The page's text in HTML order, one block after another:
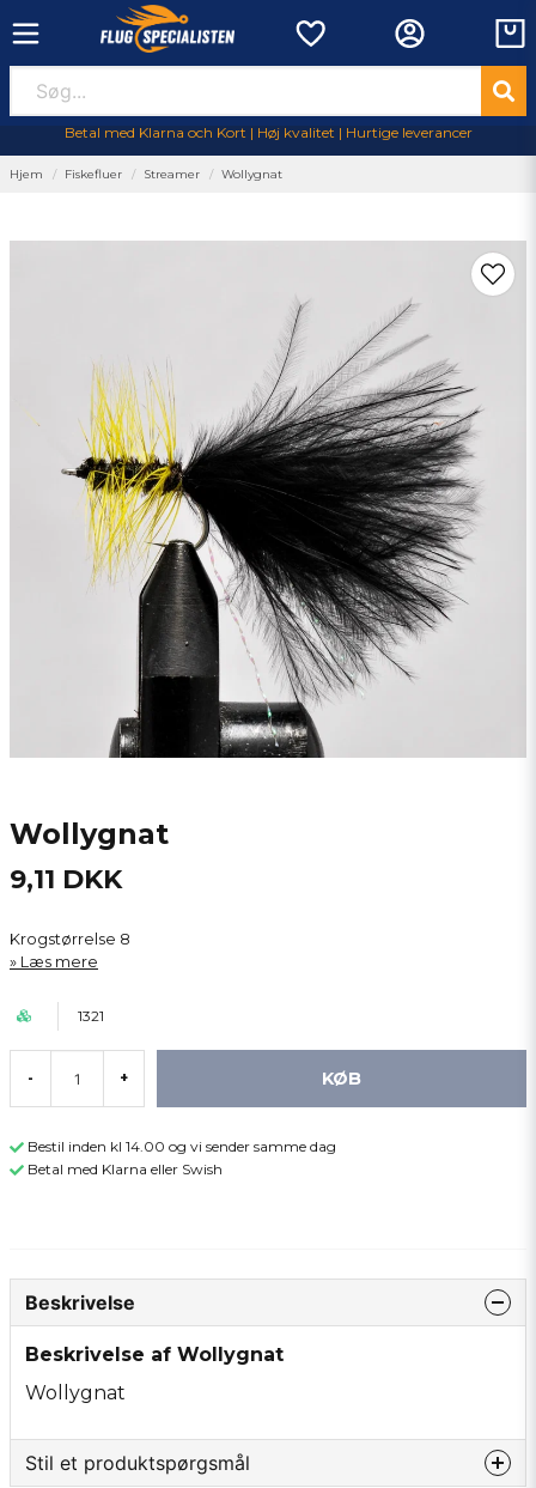
Betal med Klarna och Kort | Høj kvalitet | Hurtige leverancer
Hjem Fiskefluer Streamer Wollygnat
Wollygnat
9,11 DKK
Krogstørrelse 8
Læs mere
1321
- + KØB
Bestil inden kl 14.00 og vi sender samme dag
Betal med Klarna eller Swish
Beskrivelse
Beskrivelse af Wollygnat
Wollygnat
Stil et produktspørgsmål